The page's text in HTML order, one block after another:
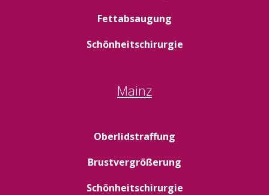
Fettabsaugung
Schönheitschirurgie
Mainz
Oberlidstraffung
Brustvergrößerung
Schönheitschirurgie